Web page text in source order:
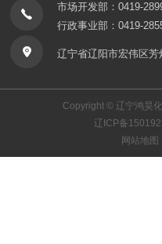
市场开发部：0419-
行政事业部：0419-
辽宁省辽阳市宏伟区
Copyright © 辽宁鸿昊
辽ICP备
网站地图